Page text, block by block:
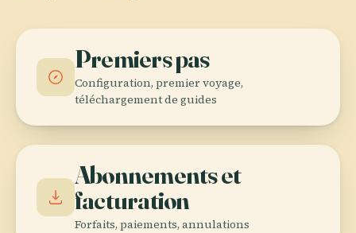
Premiers pas
Configuration, premier voyage,
téléchargement de guides
Abonnements et
facturation
Forfaits, paiements, annulations